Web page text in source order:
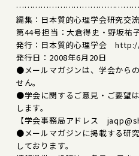
編集：日本質的心理学会研究交
第44号担当：大倉得史・野坂祐
発行：日本質的心理学会
発行日：2008年6月20日
●メールマガジンは、学会から
せん。
●学会に関するご意見・ご要望
します。
【学会事務局アドレス
●メールマガジンに掲載する研
しております。